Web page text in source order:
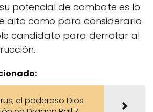
su potencial de combate es lo
alto como para considerarlo
candidato para derrotar al
el poderoso Dios